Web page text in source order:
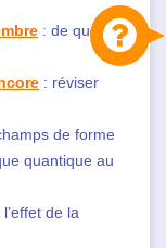
: de quoi
: réviser
de forme
quantique au
de la